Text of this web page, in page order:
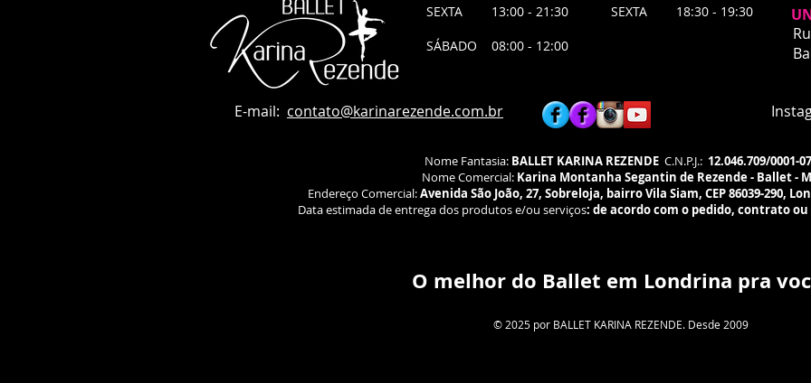
SEXTA 13:00 - 21:30
SÁBADO 08:00 - 12:00
SEXTA 18:30 - 19:30
E-mail: contato@karinarezende.com.br
Nome Fantasia: BALLET KARINA REZENDE C.N.P.J.: 12.046.709/0001-07
Nome Comercial: Karina Montanha Segantin de Rezende - Ballet -
Endereço Comercial:Avenida São João, 27, Sobreloja, bairro Vila Siam, CEP 86039-290,
Data estimada de entrega dos produtos e/ou serviços: de acordo com o pedido, contrato
O melhor do Ballet em Londrina pra
© 2025 por BALLET KARINA REZENDE. Desde 2009